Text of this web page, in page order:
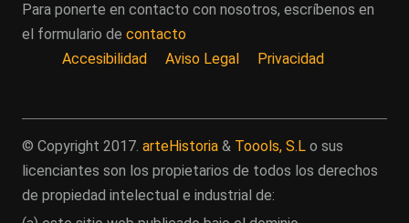
Para ponerte en contacto con nosotros, escríbenos en
el formulario de contacto
Accesibilidad
Aviso Legal Privacidad
© Copyright 2017. arteHistoria & Toools, S.L o sus
licenciantes son los propietarios de todos los derechos
de propiedad intelectual e industrial de: